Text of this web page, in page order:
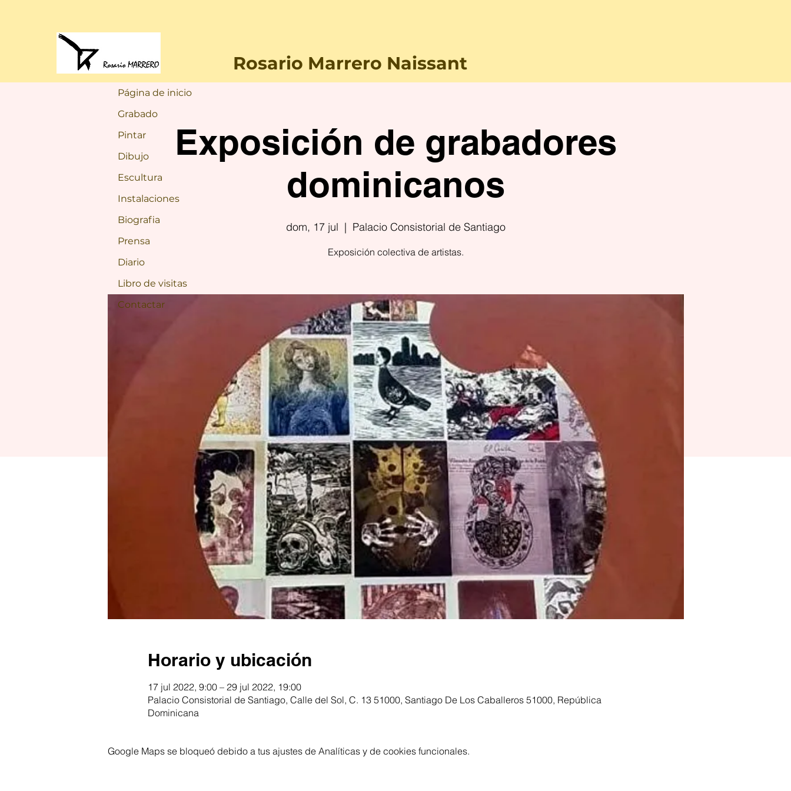
Rosario Marrero Naissant
Exposición de grabadores
dominicanos
dom, 17 jul
  |
Palacio Consistorial de Santiago
Exposición colectiva de artistas.
Horario y ubicación
17 jul 2022, 9:00 – 29 jul 2022, 19:00
Palacio Consistorial de Santiago, Calle del Sol, C. 13 51000, Santiago De Los Caballeros 51000, República
Dominicana
Google Maps se bloqueó debido a tus ajustes de Analíticas y de cookies funcionales.
Página de inicio
Grabado
Pintar
Dibujo
Escultura
Instalaciones
Biografia
Prensa
Diario
Libro de visitas
Contactar